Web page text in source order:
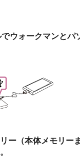
ウォークマンとパ
ー（本体メモリー